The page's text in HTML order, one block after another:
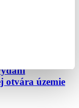
Bory Bývanie
otvára územie